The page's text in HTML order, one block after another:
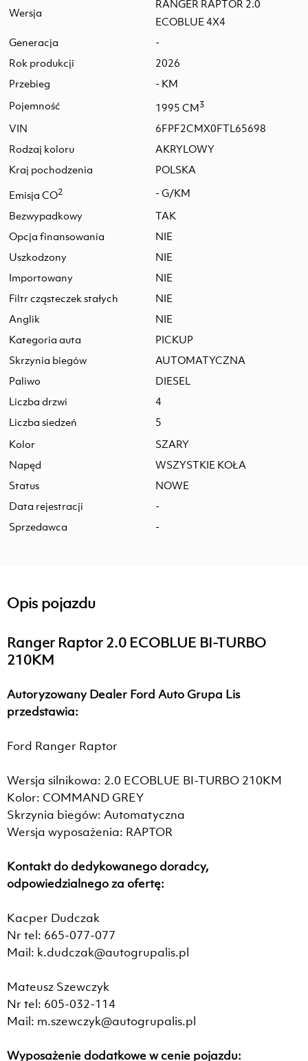
Wersja
RANGER RAPTOR 2.0
ECOBLUE 4X4
Generacja
-
Rok produkcji
2026
Przebieg
- KM
Pojemność
1995 CM3
VIN
6FPF2CMX0FTL65698
Rodzaj koloru
AKRYLOWY
Kraj pochodzenia
POLSKA
Emisja CO2
- G/KM
Bezwypadkowy
TAK
Opcja finansowania
NIE
Uszkodzony
NIE
Importowany
NIE
Filtr cząsteczek stałych
NIE
Anglik
NIE
Kategoria auta
PICKUP
Skrzynia biegów
AUTOMATYCZNA
Paliwo
DIESEL
Liczba drzwi
4
Liczba siedzeń
5
Kolor
SZARY
Napęd
WSZYSTKIE KOŁA
Status
NOWE
Data rejestracji
-
Sprzedawca
-
Opis pojazdu
Ranger Raptor 2.0 ECOBLUE BI-TURBO
210KM
Autoryzowany Dealer Ford Auto Grupa Lis
przedstawia:
Ford Ranger Raptor
Wersja silnikowa: 2.0 ECOBLUE BI-TURBO 210KM
Kolor: COMMAND GREY
Skrzynia biegów: Automatyczna
Wersja wyposażenia: RAPTOR
Kontakt do dedykowanego doradcy,
odpowiedzialnego za ofertę:
Kacper Dudczak
Nr tel: 665-077-077
Mail: k.dudczak@autogrupalis.pl
Mateusz Szewczyk
Nr tel: 605-032-114
Mail: m.szewczyk@autogrupalis.pl
Wyposażenie dodatkowe w cenie pojazdu: